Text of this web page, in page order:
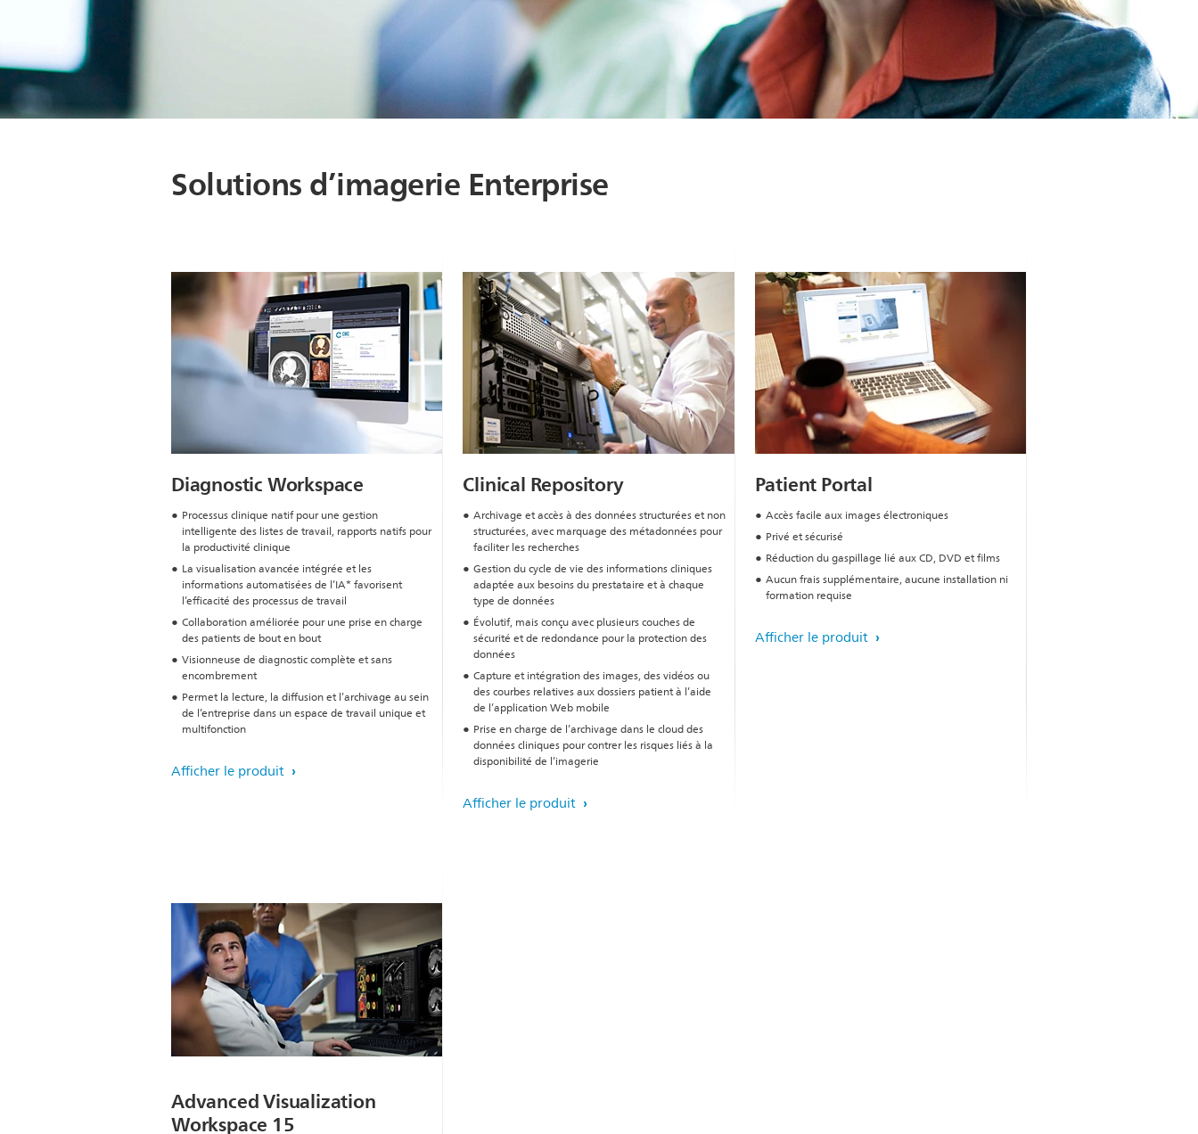
Solutions d’imagerie Enterprise
Diagnostic Workspace
Processus clinique natif pour une gestion
intelligente des listes de travail, rapports natifs pour
la productivité clinique
La visualisation avancée intégrée et les
informations automatisées de l’IA* favorisent
l’efficacité des processus de travail
Collaboration améliorée pour une prise en charge
des patients de bout en bout
Visionneuse de diagnostic complète et sans
encombrement
Permet la lecture, la diffusion et l’archivage au sein
de l’entreprise dans un espace de travail unique et
multifonction
Afficher le produit
Clinical Repository
Archivage et accès à des données structurées et non
structurées, avec marquage des métadonnées pour
faciliter les recherches
Gestion du cycle de vie des informations cliniques
adaptée aux besoins du prestataire et à chaque
type de données
Évolutif, mais conçu avec plusieurs couches de
sécurité et de redondance pour la protection des
données
Capture et intégration des images, des vidéos ou
des courbes relatives aux dossiers patient à l’aide
de l’application Web mobile
Prise en charge de l’archivage dans le cloud des
données cliniques pour contrer les risques liés à la
disponibilité de l’imagerie
Afficher le produit
Patient Portal
Accès facile aux images électroniques
Privé et sécurisé
Réduction du gaspillage lié aux CD, DVD et films
Aucun frais supplémentaire, aucune installation ni
formation requise
Afficher le produit
Advanced Visualization
Workspace 15